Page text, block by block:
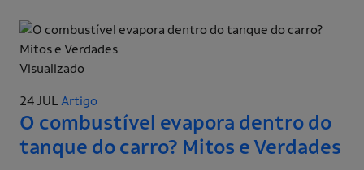
Visualizado
24 JULArtigo
O combustível evapora dentro do
tanque do carro? Mitos e Verdades